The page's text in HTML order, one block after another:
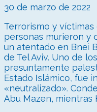
30 de marzo de 2022
Terrorismo y
personas murieron y
un atentado en Bnei
de Tel Aviv. Uno de
presuntamente
Estado Islámico, fue
«neutralizado».
Abu Mazen, mientras